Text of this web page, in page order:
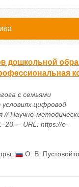
дошкольной
с семьями
цифровой
// Научно-
– URL: https://e-
О. В.